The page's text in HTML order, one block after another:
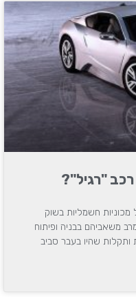
"רגיל"?
חשמליות בשוק
משאביהם בבניה ופיתוח
שהיו בעבר סביב